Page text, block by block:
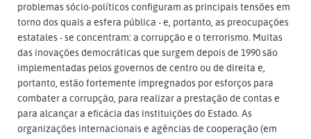
problemas sócio-políticos configuram as principais tensões em
torno dos quais a esfera pública - e, portanto, as preocupações
estatales - se concentram: a corrupção e o terrorismo. Muitas
das inovações democráticas que surgem depois de 1990 são
implementadas pelos governos de centro ou de direita e,
portanto, estão fortemente impregnados por esforços para
combater a corrupção, para realizar a prestação de contas e
para alcançar a eficácia das instituições do Estado. As
organizações internacionais e agências de cooperação (em